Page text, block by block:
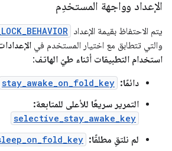
الإعداد وواجهة المستخدِم
يتم الاحتفاظ بقيمة الإعداد
والتي تتطابق مع اختيار المستخدم في
استخدام التطبيقات أثناء طيّ الهاتف:
دائمًا: stay_awake_on_fold_key
التمرير سريعًا للأعلى للمتابعة:
selective_stay_awake_key
لم نلتقِ مطلقًا: